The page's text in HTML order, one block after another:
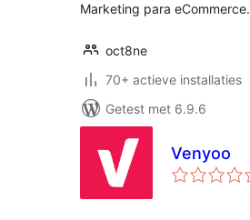
Marketing para eCommerce.
oct8ne
70+ actieve installaties
Getest met 6.9.6
Venyoo